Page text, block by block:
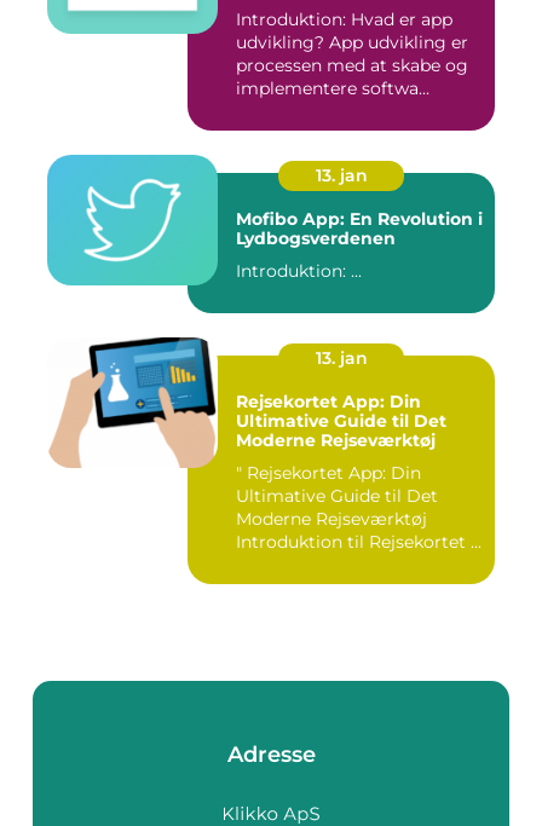
Introduktion: Hvad er app
udvikling? App udvikling er
processen med at skabe og
implementere softwa...
13. jan
Mofibo App: En Revolution i
Lydbogsverdenen
Introduktion: ...
13. jan
Rejsekortet App: Din
Ultimative Guide til Det
Moderne Rejseværktøj
" Rejsekortet App: Din
Ultimative Guide til Det
Moderne Rejseværktøj
Introduktion til Rejsekortet ...
Adresse